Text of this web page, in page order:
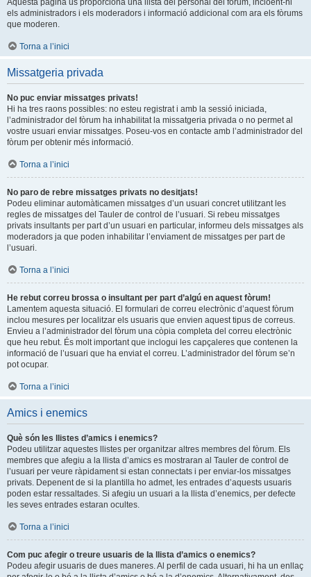
Aquesta pàgina us proporciona una llista del personal del fòrum, incloent-hi
els administradors i els moderadors i informació addicional com ara els fòrums
que moderen.
Torna a l’inici
Missatgeria privada
No puc enviar missatges privats!
Hi ha tres raons possibles: no esteu registrat i amb la sessió iniciada,
l’administrador del fòrum ha inhabilitat la missatgeria privada o no permet al
vostre usuari enviar missatges. Poseu-vos en contacte amb l’administrador del
fòrum per obtenir més informació.
Torna a l’inici
No paro de rebre missatges privats no desitjats!
Podeu eliminar automàticamen missatges d’un usuari concret utilitzant les
regles de missatges del Tauler de control de l’usuari. Si rebeu missatges
privats insultants per part d’un usuari en particular, informeu dels missatges als
moderadors ja que poden inhabilitar l’enviament de missatges per part de
l’usuari.
Torna a l’inici
He rebut correu brossa o insultant per part d’algú en aquest fòrum!
Lamentem aquesta situació. El formulari de correu electrònic d’aquest fòrum
inclou mesures per localitzar els usuaris que envien aquest tipus de correus.
Envieu a l’administrador del fòrum una còpia completa del correu electrònic
que heu rebut. És molt important que inclogui les capçaleres que contenen la
informació de l’usuari que ha enviat el correu. L’administrador del fòrum se’n
pot ocupar.
Torna a l’inici
Amics i enemics
Què són les llistes d’amics i enemics?
Podeu utilitzar aquestes llistes per organitzar altres membres del fòrum. Els
membres que afegiu a la llista d’amics es mostraran al Tauler de control de
l’usuari per veure ràpidament si estan connectats i per enviar-los missatges
privats. Depenent de si la plantilla ho admet, les entrades d’aquests usuaris
poden estar ressaltades. Si afegiu un usuari a la llista d’enemics, per defecte
les seves entrades estaran ocultes.
Torna a l’inici
Com puc afegir o treure usuaris de la llista d’amics o enemics?
Podeu afegir usuaris de dues maneres. Al perfil de cada usuari, hi ha un enllaç